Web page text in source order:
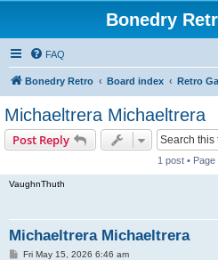
Bonedry
FAQ
Bonedry Retro Board index Retro
Michaeltrera Michaeltrera
Post Reply
1 post • Page
VaughnThuth
Michaeltrera Michaeltrera
PFri May 15, 2026 6:46 am